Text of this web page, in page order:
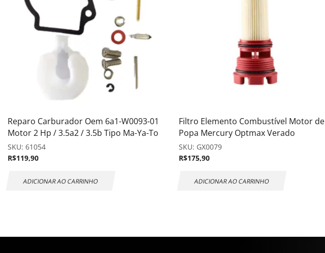
Reparo Carburador Oem 6a1-W0093-01
Motor 2 Hp / 3.5a2 / 3.5b Tipo Ma-Ya-To
SKU: 61054
R$119,90
ADICIONAR AO CARRINHO
Filtro Elemento Combustível Motor de
Popa Mercury Optmax Verado
SKU: GX0079
R$175,90
ADICIONAR AO CARRINHO